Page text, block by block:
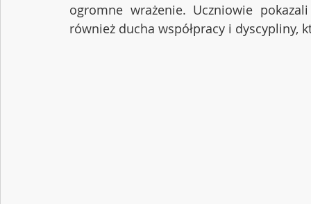
ogromne wrażenie. Uczniowie
również ducha współpracy i dyscypliny,